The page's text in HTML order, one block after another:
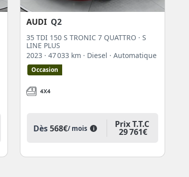
AUDI Q2
35 TDI 150 S TRONIC 7 QUATTRO · S
LINE PLUS
2023 · 47 033 km · Diesel · Automatique
Occasion
Dès568€/ mois i Prix T.T.C
29 761€